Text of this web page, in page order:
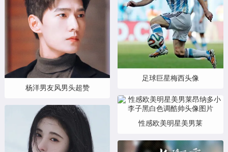
杨洋男友风男头超赞
足球巨星梅西头像
性感欧美明星美男莱